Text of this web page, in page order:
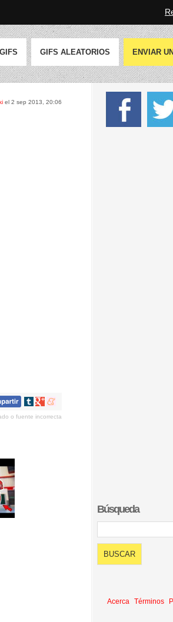
GIFS ALEATORIOS ENVIAR
el 2 sep 2013, 20:06
Compartir
tumblr
Compartir
Google+
Compartir
meneame
o fuente incorrecta
Búsqueda
Acerca Términos